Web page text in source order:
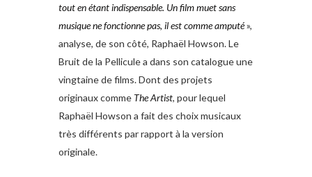
tout en étant indispensable. Un film muet sans
musique ne fonctionne pas, il est comme amputé»,
analyse, de son côté, Raphaël Howson. Le
Bruit de la Pellicule a dans son catalogue une
vingtaine de films. Dont des projets
originaux comme The Artist, pour lequel
Raphaël Howson a fait des choix musicaux
très différents par rapport à la version
originale.